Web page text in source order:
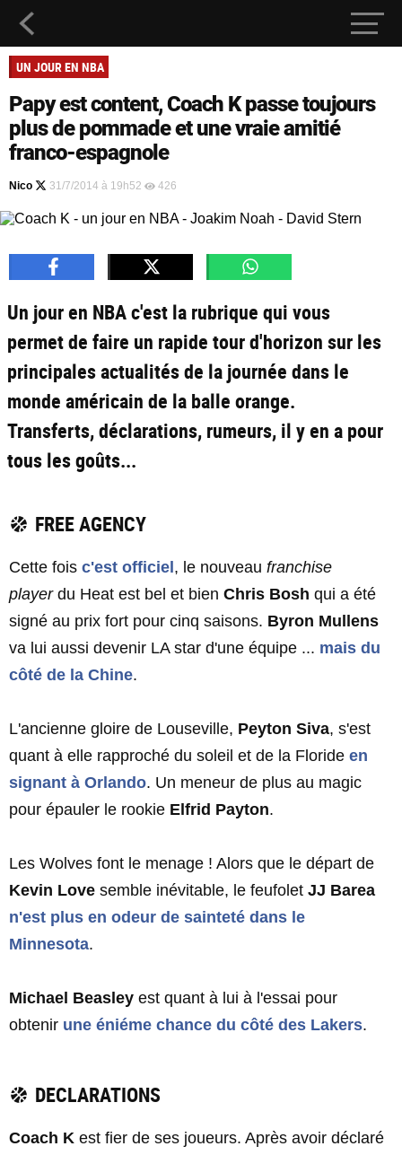
UN JOUR EN NBA
Papy est content, Coach K passe toujours
plus de pommade et une vraie amitié
franco-espagnole
Nico 31/7/2014 à 19h52 426
Un jour en NBA c'est la rubrique qui vous
permet de faire un rapide tour d'horizon sur les
principales actualités de la journée dans le
monde américain de la balle orange.
Transferts, déclarations, rumeurs, il y en a pour
tous les goûts...
FREE AGENCY
Cette fois c'est officiel , le nouveau franchise
playerdu Heat est bel et bien Chris Bosh qui a été
signé au prix fort pour cinq saisons. Byron Mullens
va lui aussi devenir LA star d'une équipe ... mais du
côté de la Chine.
L'ancienne gloire de Louseville, Peyton Siva, s'est
quant à elle rapproché du soleil et de la Floride en
signant à Orlando. Un meneur de plus au magic
pour épauler le rookie Elfrid Payton.
Les Wolves font le menage ! Alors que le départ de
Kevin Love semble inévitable, le feufolet JJ Barea
n'est plus en odeur de sainteté dans le
Minnesota.
Michael Beasley est quant à lui à l'essai pour
obtenir une éniéme chance du côté des Lakers.
DECLARATIONS
Coach K est fier de ses joueurs. Après avoir déclaré